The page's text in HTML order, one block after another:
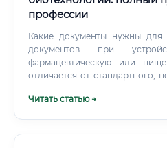
профессии
Какие документы нужны для
документов при
фармацевтическую или
отличается от стандартного,
основной документ, удостоверяющий
Читать статью →